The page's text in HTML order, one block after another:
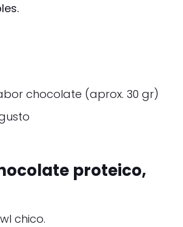
chocolate (aprox. 30 gr)
proteico,
chico.